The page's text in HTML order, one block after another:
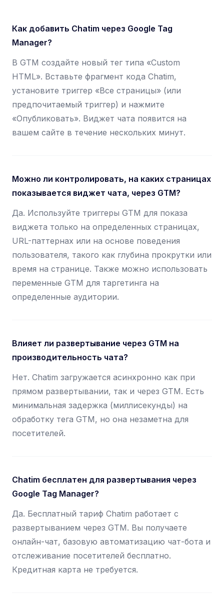
Как добавить Chatim через Google Tag
Manager?
В GTM создайте новый тег типа «Custom
HTML». Вставьте фрагмент кода Chatim,
установите триггер «Все страницы» (или
предпочитаемый триггер) и нажмите
«Опубликовать». Виджет чата появится на
вашем сайте в течение нескольких минут.
Можно ли контролировать, на каких страницах
показывается виджет чата, через GTM?
Да. Используйте триггеры GTM для показа
виджета только на определенных страницах,
URL-паттернах или на основе поведения
пользователя, такого как глубина прокрутки или
время на странице. Также можно использовать
переменные GTM для таргетинга на
определенные аудитории.
Влияет ли развертывание через GTM на
производительность чата?
Нет. Chatim загружается асинхронно как при
прямом развертывании, так и через GTM. Есть
минимальная задержка (миллисекунды) на
обработку тега GTM, но она незаметна для
посетителей.
Chatim бесплатен для развертывания через
Google Tag Manager?
Да. Бесплатный тариф Chatim работает с
развертыванием через GTM. Вы получаете
онлайн-чат, базовую автоматизацию чат-бота и
отслеживание посетителей бесплатно.
Кредитная карта не требуется.